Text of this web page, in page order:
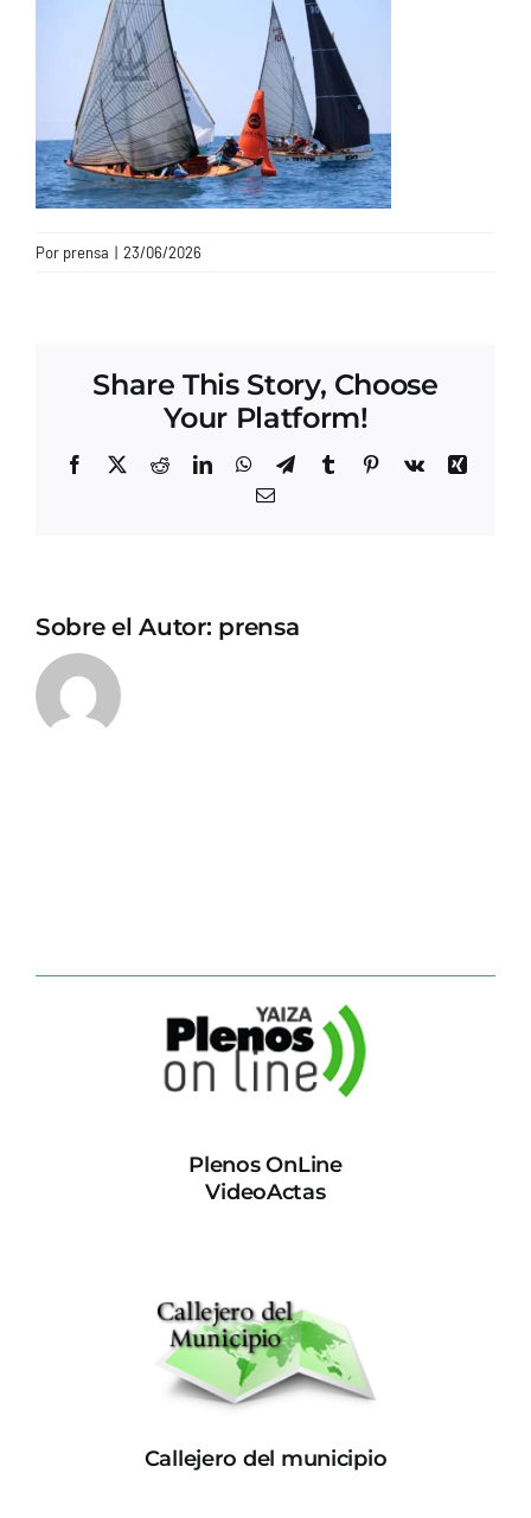
CONTACTO
Por prensa | 23/06/2026
Share This Story, Choose
Your Platform!
Facebook
X RedditLinkedInWhatsApp
TelegramTumblrPinterest
Vk
Xing
Correo
Sobre el Autor: prensa
Plenos OnLine
VideoActas
Callejero del municipio